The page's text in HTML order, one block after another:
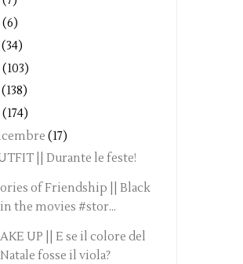
(6)
(34)
(103)
(138)
(174)
(17)
|| Durante le feste!
of Friendship || Black
in the movies #stor...
UP || E se il colore del
Natale fosse il viola?